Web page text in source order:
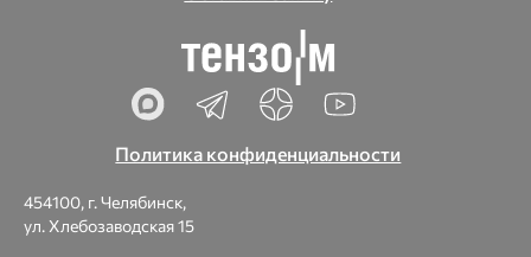
Политика конфиденциальности
454100, г. Челябинск,
ул. Хлебозаводская 15